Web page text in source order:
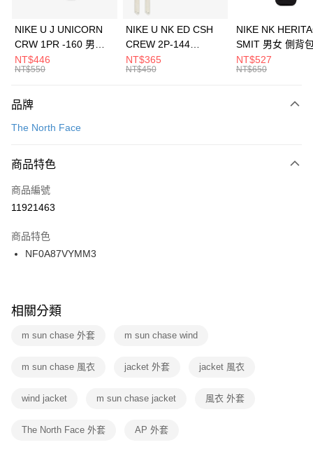
元大商業銀行
台灣樂天信用卡公司
全盈+PAY
AFTEE先享後付
【關於「AFTEE先享後付」】
便利好安心！
３．安心：先確認商品／服務後，再付款。
【「AFTEE先享後付」結帳流程】
１．於結帳方式選擇「AFTEE先享後付」後，將跳轉至「AFTEE先享後付」
２．訂單成立數日內，您將收到繳費通知簡訊。
３．收到繳費通知簡訊後14天內，點擊此簡訊中的連結，可透過四大超商／
ATM／網路銀行／等多元方式進行付款，方視為交易完成。
※ 交易是否成功請以「AFTEE先享後付 」之結帳頁面顯示為準，若有關於
是否繳費成功／繳費後需取消欲退款等相關疑問，請聯繫「AFTEE先享後付
客戶支援中心」 https://netprotections.freshdesk.com/support/home
１．透過由恩沛科技股份有限公司提供之「AFTEE先享後付」服務完成之交
權轉讓予恩沛科技股份有限公司。
３．未成年的使用者請事先徵得法定代理人或監護人之同意方可使用
運送方式
每筆NT$100，滿NT$1,500(含以上)免運費
宅配
每筆NT$100，滿NT$1,500(含以上)免運費
付款後門市自取
每筆NT$100，滿NT$1,500(含以上)免運費
NIKE U J UNICORN
CRW 1PR -160 男女
中統襪 FZ3393100
NT$446
NT$550
NIKE U NK ED CSH
CREW 2P-144
EMBRDY 男女 短統襪
FZ3073133
NT$365
NT$450
NIKE NK
SMIT 男女 側背
BA5871010
NT$527
NT$650
品牌
The North Face
商品特色
商品編號
11921463
商品特色
NF0A87VYMM3
相關分類
m sun chase 外套 m sun chase wind
m sun chase 風衣 jacket 外套 jacket 風衣
wind jacket m sun chase jacket 風衣 外套
The North Face 外套 AP 外套